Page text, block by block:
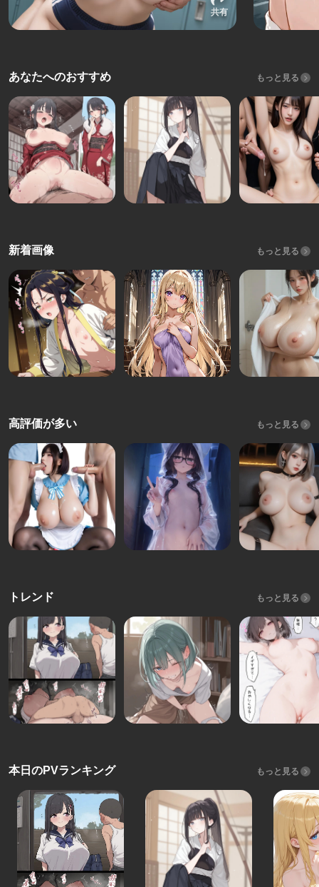
共有
あなたへのおすすめ もっと見る
新着画像 もっと見る
高評価が多い もっと見る
トレンド もっと見る
本日のPVランキング もっと見る